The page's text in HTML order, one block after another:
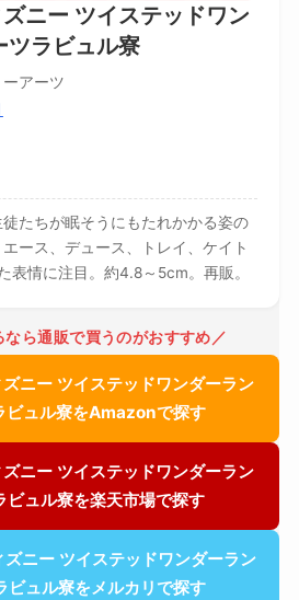
ニー ツイステッドワン
ツラビュル寮
アーツ
たちが眠そうにもたれかかる姿の
ース、デュース、トレイ、ケイト
表情に注目。約4.8～5cm。再販。
なら通販で買うのがおすすめ／
ニー ツイステッドワンダーラン
ビュル寮をAmazonで探す
ニー ツイステッドワンダーラン
ビュル寮を楽天市場で探す
ニー ツイステッドワンダーラン
ビュル寮をメルカリで探す